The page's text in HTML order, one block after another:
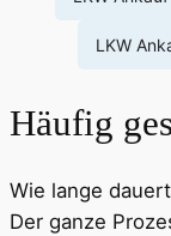
LKW
Häufig
Wie lange
Der ganze